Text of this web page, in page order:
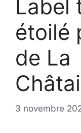
Label
étoilé
de La
3 novembre